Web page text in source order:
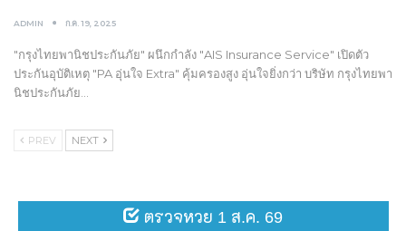
ADMIN ก.ค. 19, 2025
"กรุงไทยพานิชประกันภัย" ผนึกกำลัง "AIS Insurance Service" เปิดตัว
ประกันอุบัติเหตุ "PA อุ่นใจ Extra" คุ้มครองสูง อุ่นใจยิ่งกว่า บริษัท กรุงไทยพา
นิชประกันภัย…
PREV NEXT